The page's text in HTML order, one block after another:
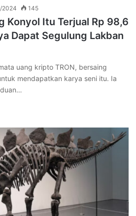
2024 145
Konyol Itu Terjual Rp 98,6
Dapat Segulung Lakban
uang kripto TRON, bersaing
mendapatkan karya seni itu. Ia